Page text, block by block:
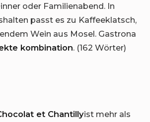
oder Familienabend. In
passt es zu Kaffeeklatsch,
Wein aus Mosel. Gastrona
kombination. (162 Wörter)
et Chantillyist mehr als